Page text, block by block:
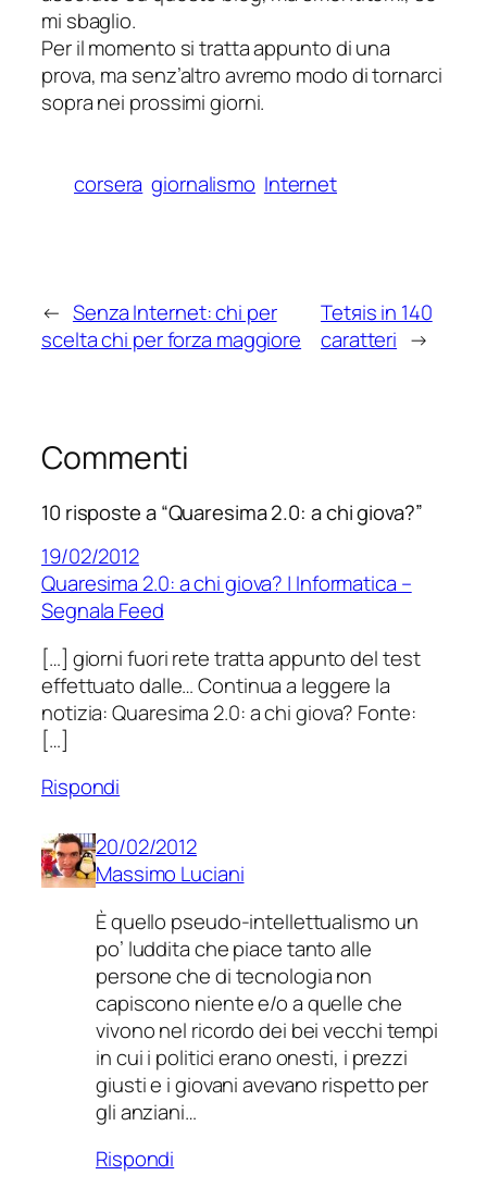
mi sbaglio.
Per il momento si tratta appunto di una
prova, ma senz’altro avremo modo di tornarci
sopra nei prossimi giorni.
corsera giornalismo Internet
← Senza Internet: chi per
scelta chi per forza maggiore
Tetяis in 140
caratteri →
Commenti
10 risposte a “Quaresima 2.0: a chi giova?”
19/02/2012
Quaresima 2.0: a chi giova? | Informatica –
Segnala Feed
[…] giorni fuori rete tratta appunto del test
effettuato dalle… Continua a leggere la
notizia: Quaresima 2.0: a chi giova? Fonte:
[…]
Rispondi
20/02/2012
Massimo Luciani
È quello pseudo-intellettualismo un
po’ luddita che piace tanto alle
persone che di tecnologia non
capiscono niente e/o a quelle che
vivono nel ricordo dei bei vecchi tempi
in cui i politici erano onesti, i prezzi
giusti e i giovani avevano rispetto per
gli anziani…
Rispondi